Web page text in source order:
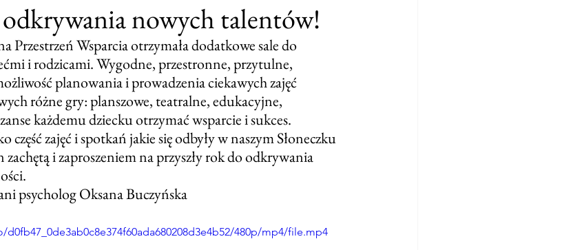
nowych talentów!
Przestrzeń Wsparcia otrzymała dodatkowe sale do
i rodzicami. Wygodne, przestronne, przytulne,
planowania i prowadzenia ciekawych zajęć
różne gry: planszowe, teatralne, edukacyjne,
każdemu dziecku otrzymać wsparcie i sukces.
zajęć i spotkań jakie się odbyły w naszym Słoneczku
i zaproszeniem na przyszły rok do odkrywania
psycholog Oksana Buczyńska
480p/mp4/file.mp4